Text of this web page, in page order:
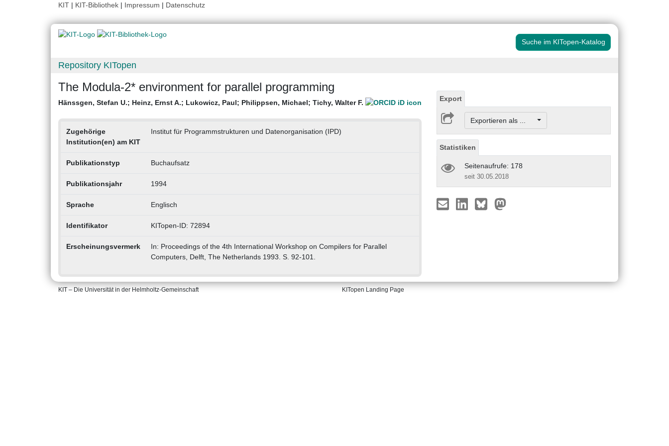
KIT | KIT-Bibliothek | Impressum | Datenschutz
Suche im KITopen-Katalog
Repository KITopen
The Modula-2* environment for parallel programming
Hänssgen, Stefan U.; Heinz, Ernst A.; Lukowicz, Paul; Philippsen, Michael; Tichy, Walter F.
Zugehörige
Institution(en) am KIT
Institut für Programmstrukturen und Datenorganisation (IPD)
Publikationstyp Buchaufsatz
Publikationsjahr 1994
Sprache Englisch
Identifikator KITopen-ID: 72894
Erscheinungsvermerk
In: Proceedings of the 4th International Workshop on Compilers for Parallel
Computers, Delft, The Netherlands 1993. S. 92-101.
Export
Exportieren als ...
Statistiken
Seitenaufrufe: 178
seit 30.05.2018
KIT – Die Universität in der Helmholtz-Gemeinschaft KITopen Landing Page